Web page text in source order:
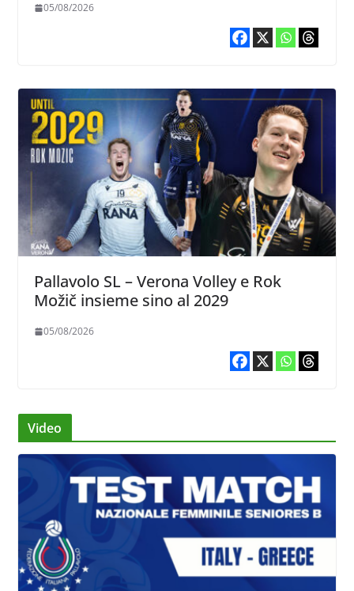
05/08/2026
Pallavolo SL – Verona Volley e Rok
Možič insieme sino al 2029
05/08/2026
Video